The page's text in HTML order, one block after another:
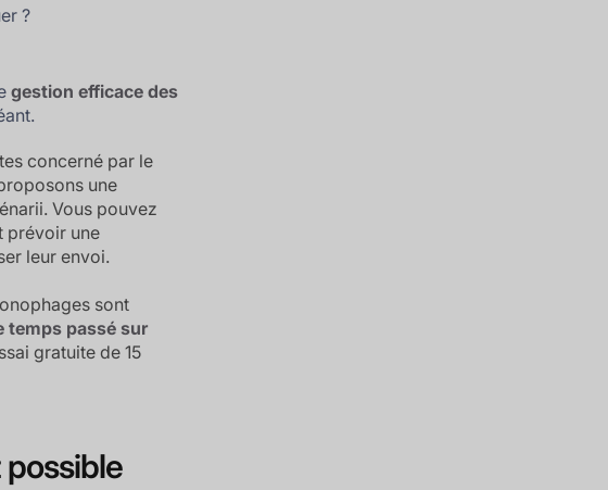
?
gestion efficace des
concerné par le
une
Vous pouvez
prévoir une
leur envoi.
sont
temps passé sur
gratuite de 15
possible